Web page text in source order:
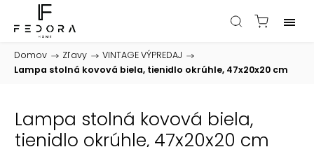
Domov / Zľavy / VINTAGE VÝPREDAJ /
Lampa stolná kovová biela, tienidlo okrúhle, 47x20x20 cm
Lampa stolná kovová biela,
tienidlo okrúhle, 47x20x20 cm